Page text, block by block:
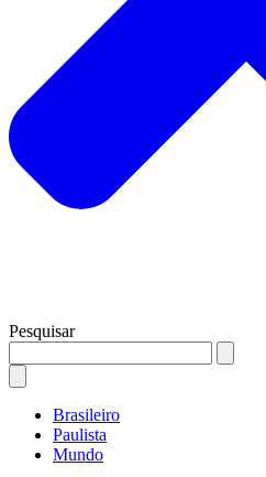
Pesquisar
Brasileiro
Paulista
Mundo